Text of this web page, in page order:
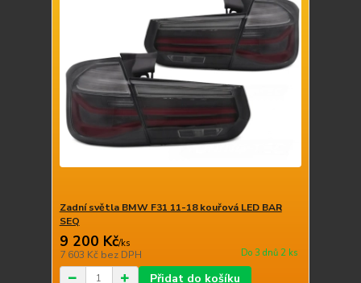
Zadní světla BMW F31 11-18 kouřová LED BAR
SEQ
9 200 Kč/ks
7 603 Kč bez DPH Do 3 dnů 2 ks
Přidat do košíku